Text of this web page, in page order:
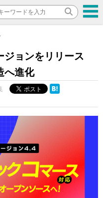
ジョンをリリース
へ進化